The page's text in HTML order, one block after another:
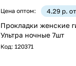
Цена оптом: 4.29 р.
Прокладки женские
Ультра ночные 7шт
Код: 120371